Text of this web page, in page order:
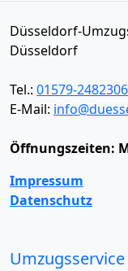
Düsseldorf-
Düsseldorf
Tel.: 01579-2482306
E-Mail:
Öffnungszeiten:
Impressum
Datenschutz
Umzugsservice